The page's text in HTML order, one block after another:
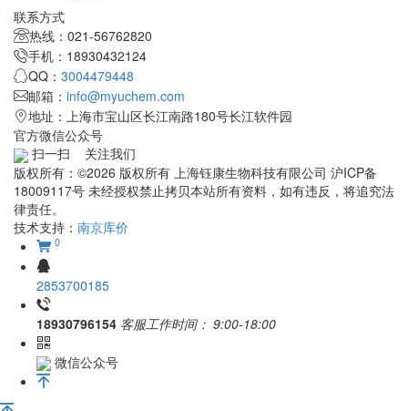
联系方式
热线：021-56762820
手机：18930432124
QQ： 3004479448
邮箱： info@myuchem.com
地址：上海市宝山区长江南路180号长江软件园
官方微信公众号
扫一扫 关注我们
版权所有：©2026 版权所有 上海钰康生物科技有限公司 沪ICP备
18009117号 未经授权禁止拷贝本站所有资料，如有违反，将追究法
律责任。
技术支持： 南京库价
0
2853700185
18930796154 客服工作时间： 9:00-18:00
微信公众号